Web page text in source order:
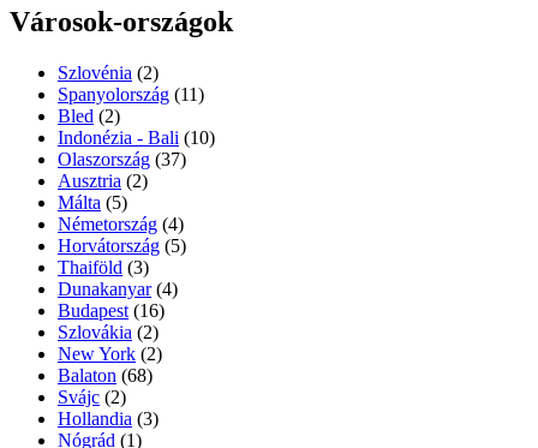
Városok-országok
Szlovénia (2)
Spanyolország (11)
Bled (2)
Indonézia - Bali (10)
Olaszország (37)
Ausztria (2)
Málta (5)
Németország (4)
Horvátország (5)
Thaiföld (3)
Dunakanyar (4)
Budapest (16)
Szlovákia (2)
New York (2)
Balaton (68)
Svájc (2)
Hollandia (3)
Nógrád (1)